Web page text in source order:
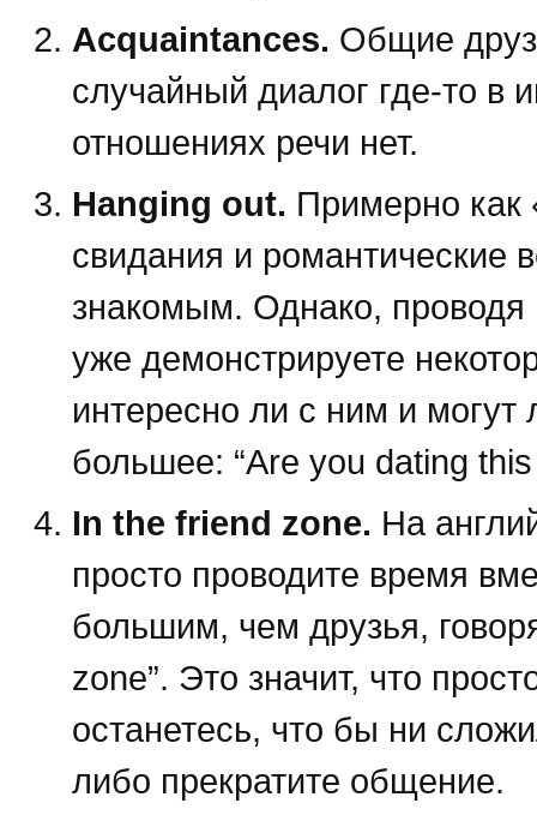
Acquaintances. Общие
случайный диалог где-то в
отношениях речи нет.
Hanging out. Примерно как
свидания и романтические
знакомым. Однако, проводя
уже демонстрируете
интересно ли с ним и могут
большее: “Are you dating this
In the friend zone. На
просто проводите время
большим, чем друзья,
zone”. Это значит, что
останетесь, что бы ни
либо прекратите общение.